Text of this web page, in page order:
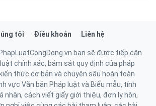
tôi Điều khoản Liên hệ
bạn sẽ được tiếp cận
chính xác, bám sát quy định của pháp
thức cơ bản và chuyên sâu hoàn toàn
vực Văn bản Pháp luật và Biểu mẫu, tính
nhân, cách viết giấy giới thiệu, đơn ly hôn,